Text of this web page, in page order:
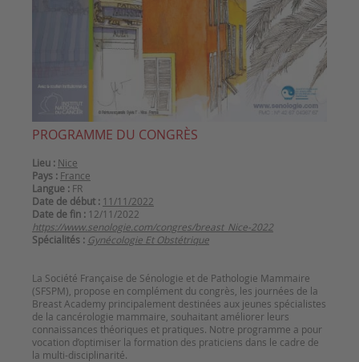
PROGRAMME DU CONGRÈS
Lieu : Nice
Pays : France
Langue : FR
Date de début : 11/11/2022
Date de fin : 12/11/2022
https://www.senologie.com/congres/breast_Nice-2022
Spécialités : Gynécologie Et Obstétrique
La Société Française de Sénologie et de Pathologie Mammaire
(SFSPM), propose en complément du congrès, les journées de la
Breast Academy principalement destinées aux jeunes spécialistes
de la cancérologie mammaire, souhaitant améliorer leurs
connaissances théoriques et pratiques. Notre programme a pour
vocation d’optimiser la formation des praticiens dans le cadre de
la multi-disciplinarité.